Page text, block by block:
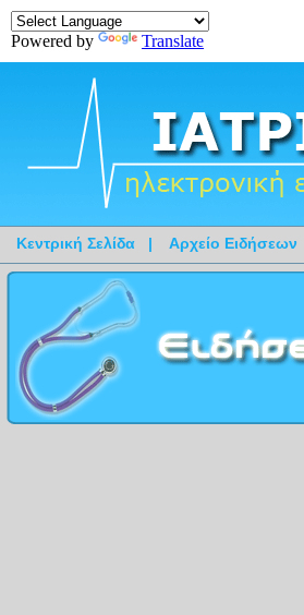
Powered by Translate
Κεντρική Σελίδα | Αρχείο Ειδήσεων